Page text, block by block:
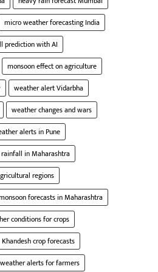
micro weather forecasting India
prediction with AI
monsoon effect on agriculture
weather alert Vidarbha
weather changes and wars
alerts in Pune
rainfall in Maharashtra
regions
forecasts in Maharashtra
conditions for crops
Khandesh crop forecasts
weather alerts for farmers